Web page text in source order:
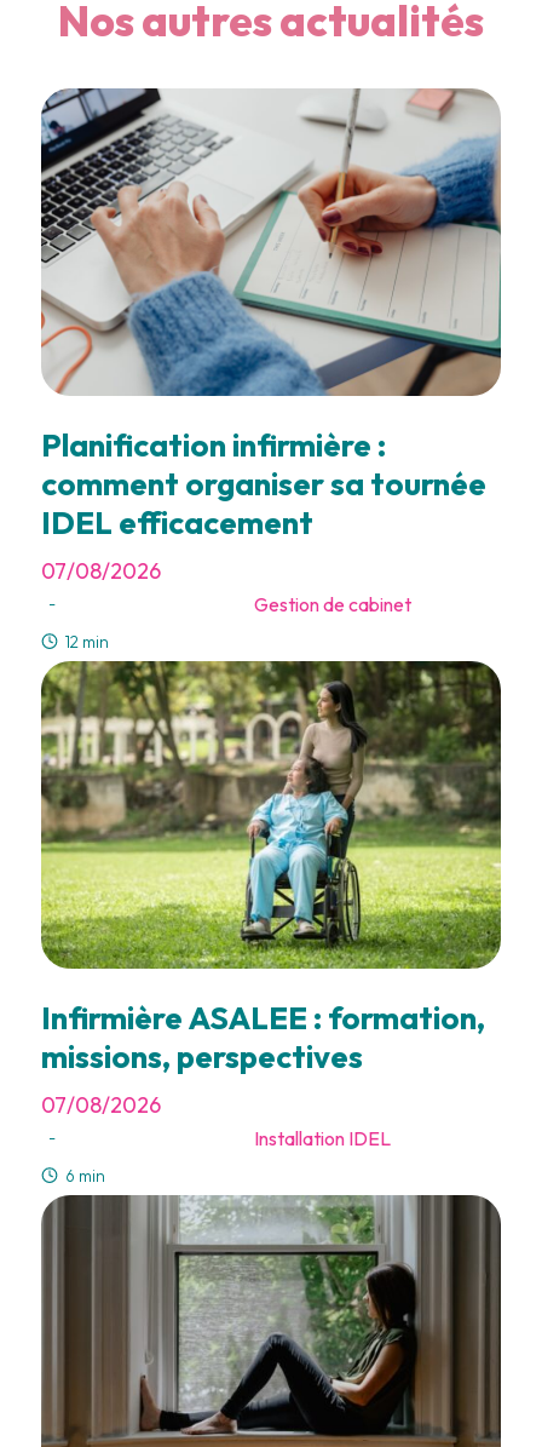
Nos autres actualités
Planification infirmière :
comment organiser sa tournée
IDEL efficacement
07/08/2026
- Gestion de cabinet
12 min
Infirmière ASALEE : formation,
missions, perspectives
07/08/2026
- Installation IDEL
6 min